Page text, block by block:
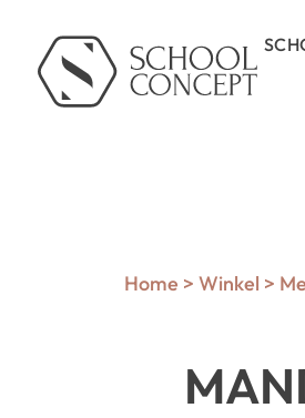
Home > Winkel >